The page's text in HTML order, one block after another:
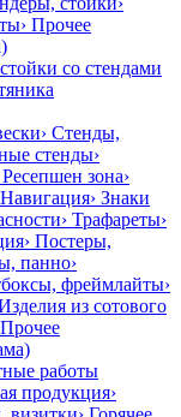
› Прочее
со стендами
› Стенды,
стенды›
Ресепшен зона›
Навигация› Знаки
› Трафареты›
› Постеры,
панно›
фреймлайты›
из сотового
Прочее
работы
продукция›